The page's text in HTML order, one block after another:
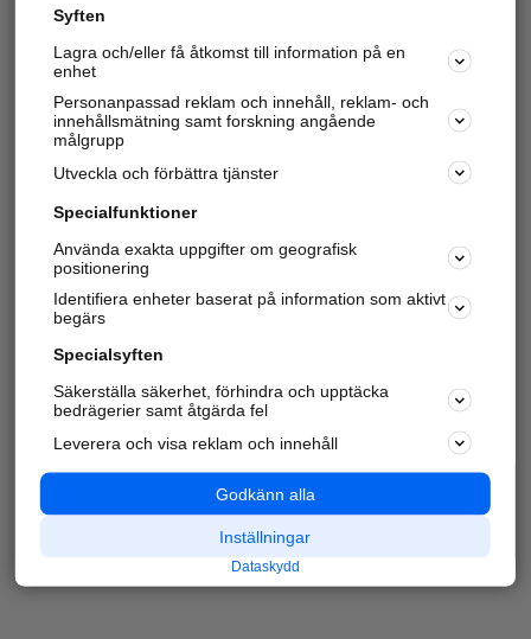
Syften
Lagra och/eller få åtkomst till information på en
enhet
Personanpassad reklam och innehåll, reklam- och
innehållsmätning samt forskning angående
målgrupp
Utveckla och förbättra tjänster
Specialfunktioner
Använda exakta uppgifter om geografisk
positionering
Identifiera enheter baserat på information som aktivt
begärs
Specialsyften
Säkerställa säkerhet, förhindra och upptäcka
bedrägerier samt åtgärda fel
Leverera och visa reklam och innehåll
Godkänn alla
Inställningar
Dataskydd